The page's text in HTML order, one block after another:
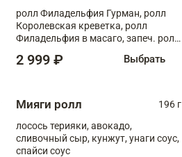
ролл Филадельфия Гурман, ролл
Королевская креветка, ролл
Филадельфия в масаго, запеч. ролл
Тигровая креветка с моцареллой,
2 999 ₽ Выбрать
Мияги ролл
196 г
лосось терияки, авокадо,
сливочный сыр, кунжут, унаги соус,
спайси соус